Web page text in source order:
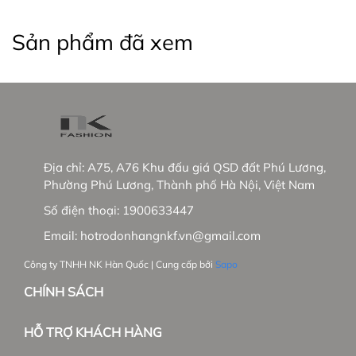
+ Phát triển thêm dòng hàng cao cấp tại trường
#thoitrangnu #NKFashion #somicongso #aosomi
#somicoctay #sominutrang #sominungantay
#sominucongso #aosomivaihanquoc
#aosomicaocap #aomoi #aosomink #sominugiare
#sominuhanquoc #somitayngan #somiunisex
#somicoctaynu #somidep #sominudep
#somitayngan #somitrang #somiformrong
Sản phẩm đã xem
Địa chỉ: A75, A76 Khu đấu giá QSD đất Phú Lương,
Phường Phú Lương, Thành phố Hà Nội, Việt Nam
Số điện thoại: 1900633447
Email: hotrodonhangnkf.vn@gmail.com
Công ty TNHH NK Hàn Quốc | Cung cấp bởi Sapo
CHÍNH SÁCH
HỖ TRỢ KHÁCH HÀNG